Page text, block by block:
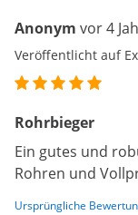
Anonym vor 4
Veröffentlicht auf
Rohrbieger
Ein gutes und
Rohren und
Ursprüngliche